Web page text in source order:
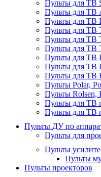
Пульты для ТВ
Пульты для ТВ
Пульты для ТВ
Пульты для ТВ
Пульты для ТВ
Пульты для ТВ
Пульты для ТВ
Пульты для ТВ
Пульты для ТВ
Пульты Polar,
Пульты
Пульты для ТВ
Пульты для ТВ
Пульты ДУ по
Пульты для
Пульты
Пульты
Пульты проекторов